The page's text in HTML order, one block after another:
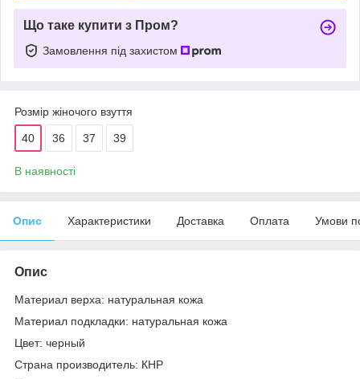
Що таке купити з Пром?
Замовлення під захистом
Розмір жіночого взуття
40 36 37 39
В наявності
Опис Характеристики Доставка Оплата Умови
Опис
Материал верха: натуральная кожа
Материал подкладки: натуральная кожа
Цвет: черный
Страна производитель: КНР